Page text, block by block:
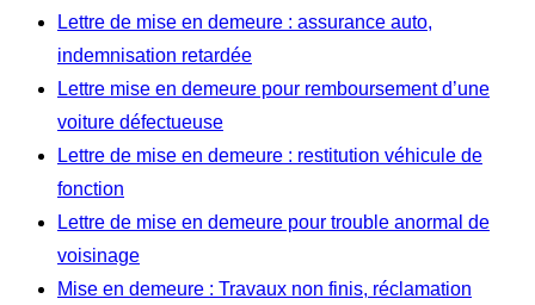
Lettre de mise en demeure : assurance auto,
indemnisation retardée
Lettre mise en demeure pour remboursement d’une
voiture défectueuse
Lettre de mise en demeure : restitution véhicule de
fonction
Lettre de mise en demeure pour trouble anormal de
voisinage
Mise en demeure : Travaux non finis, réclamation